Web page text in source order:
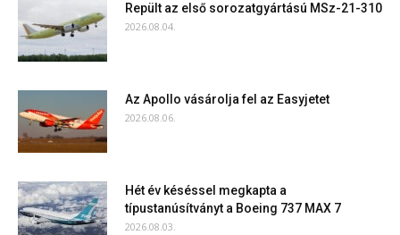
Repült az első sorozatgyártású MSz-21-310
2026.08.04.
Az Apollo vásárolja fel az Easyjetet
2026.08.06.
Hét év késéssel megkapta a
típustanúsítványt a Boeing 737 MAX 7
2026.08.03.